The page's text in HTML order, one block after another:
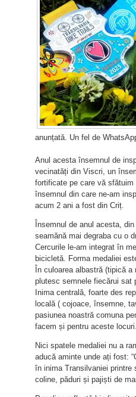
anunțată. Un fel de
Anul acesta însemnul de
vecinatăți din Viscri, un
fortificate pe care vă
însemnul din care ne-am
acum 2 ani a fost din Criț.
Însemnul de anul acesta,
seamănă mai degraba cu o
Cercurile le-am integrat în
bicicletă. Forma medaliei
În culoarea albastră (tipică
plutesc semnele fiecărui sat
Inima centrală, foarte des
locală ( cojoace, însemne,
pasiunea noastră comuna
facem și pentru aceste locuri.
Nici spatele medaliei nu a
aducă aminte unde ați fost:
în inima Transilvaniei
coline, păduri și pajiști de